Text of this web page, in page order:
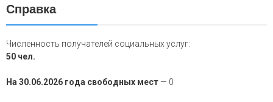
Справка
Численность получателей социальных услуг:
50 чел.
На 30.06.2026 года свободных мест — 0